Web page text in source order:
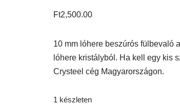
Ft2,500.00
10 mm lóhere beszúrós fülbevaló
lóhere kristályból. Ha kell egy kis
Crysteel cég Magyarországon.
1 készleten